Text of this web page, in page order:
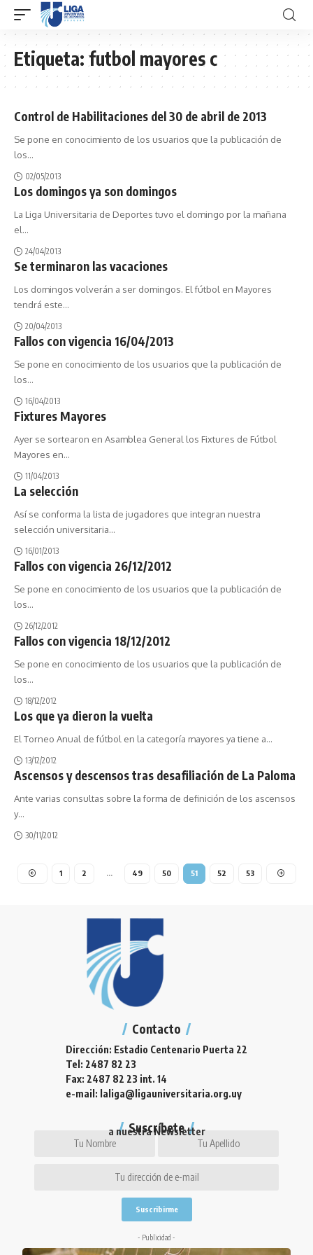
Etiqueta:futbol mayores c
Control de Habilitaciones del 30 de abril de 2013
Se pone en conocimiento de los usuarios que la publicación de
los…
02/05/2013
Los domingos ya son domingos
La Liga Universitaria de Deportes tuvo el domingo por la mañana
el…
24/04/2013
Se terminaron las vacaciones
Los domingos volverán a ser domingos. El fútbol en Mayores
tendrá este…
20/04/2013
Fallos con vigencia 16/04/2013
Se pone en conocimiento de los usuarios que la publicación de
los…
16/04/2013
Fixtures Mayores
Ayer se sortearon en Asamblea General los Fixtures de Fútbol
Mayores en…
11/04/2013
La selección
Así se conforma la lista de jugadores que integran nuestra
selección universitaria…
16/01/2013
Fallos con vigencia 26/12/2012
Se pone en conocimiento de los usuarios que la publicación de
los…
26/12/2012
Fallos con vigencia 18/12/2012
Se pone en conocimiento de los usuarios que la publicación de
los…
18/12/2012
Los que ya dieron la vuelta
El Torneo Anual de fútbol en la categoría mayores ya tiene a…
13/12/2012
Ascensos y descensos tras desafiliación de La Paloma
Ante varias consultas sobre la forma de definición de los ascensos
y…
30/11/2012
1 2 … 49 50 51 52 53
Contacto
Dirección: Estadio Centenario Puerta 22
Tel: 2487 82 23
Fax: 2487 82 23 int. 14
e-mail: laliga@ligauniversitaria.org.uy
Suscríbete
a nuestra Newsletter
- Publicidad -